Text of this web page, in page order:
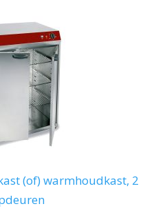
(of) warmhoudkast, 2